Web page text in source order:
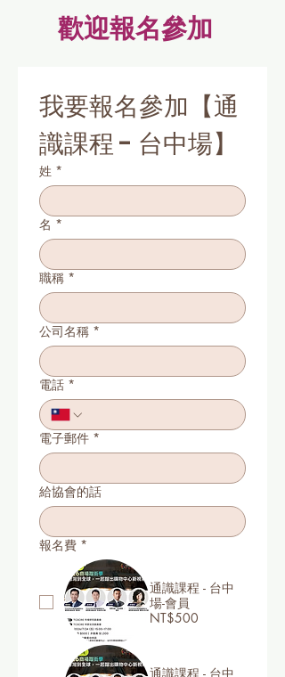
我們認為：真正需要改變的，不是
建築形式，而是商業思維。
📍 核心提綱
🔺 亞洲商業地產的新典範。
🔺 品質開幕。
🔺 存量活化。
🔺 人均零售面積。
🔺 商業地產的新競爭。
歡迎報名參加
我要報名參加【通
識課程 - 台中場】
姓 *
名 *
職稱 *
公司名稱 *
電話 *
電子郵件 *
給協會的話
報名費 *
通識課程 - 台中
場-會員
NT$500
通識課程 - 台中